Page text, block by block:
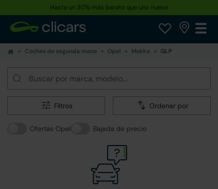
Reserva tu coche hoy · Entrega en 24h a domicilio
Coches de segunda mano Opel Mokka GLP
Filtros Ordenar por
Ofertas Opel Bajada de precio